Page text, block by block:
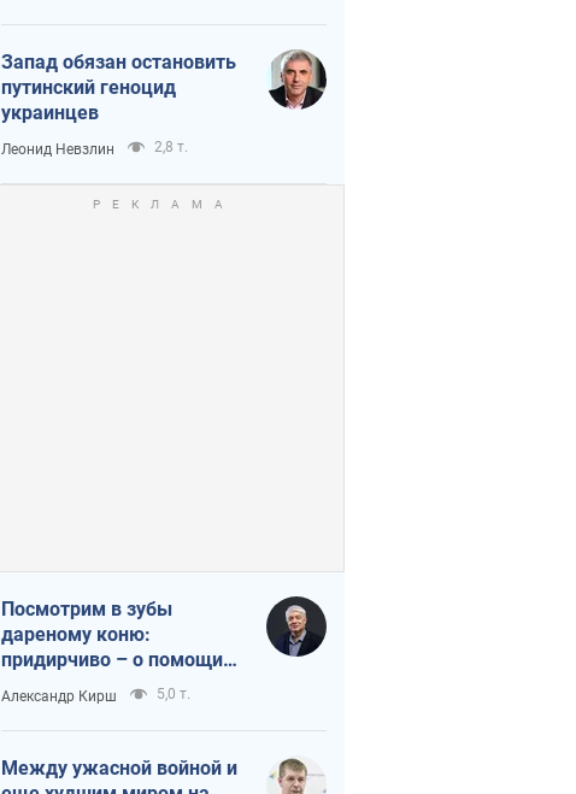
Запад обязан остановить
путинский геноцид
украинцев
Леонид Невзлин 2,8 т.
Посмотрим в зубы
дареному коню:
придирчиво – о помощи
Украине
Александр Кирш 5,0 т.
Между ужасной войной и